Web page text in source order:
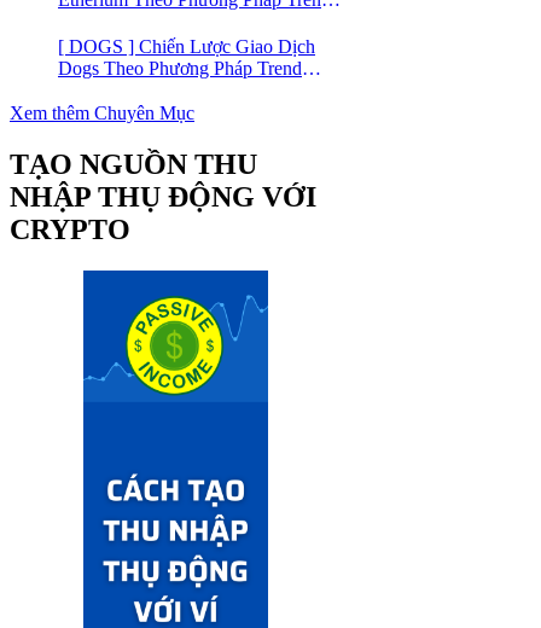
[ DOGS ] Chiến Lược Giao Dịch
Dogs Theo Phương Pháp Trend
Yết trên Binance
Xem thêm Chuyên Mục
TẠO NGUỒN THU
NHẬP THỤ ĐỘNG VỚI
CRYPTO